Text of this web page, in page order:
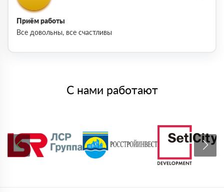
Приём работы
Все довольны, все счастливы
С нами работают